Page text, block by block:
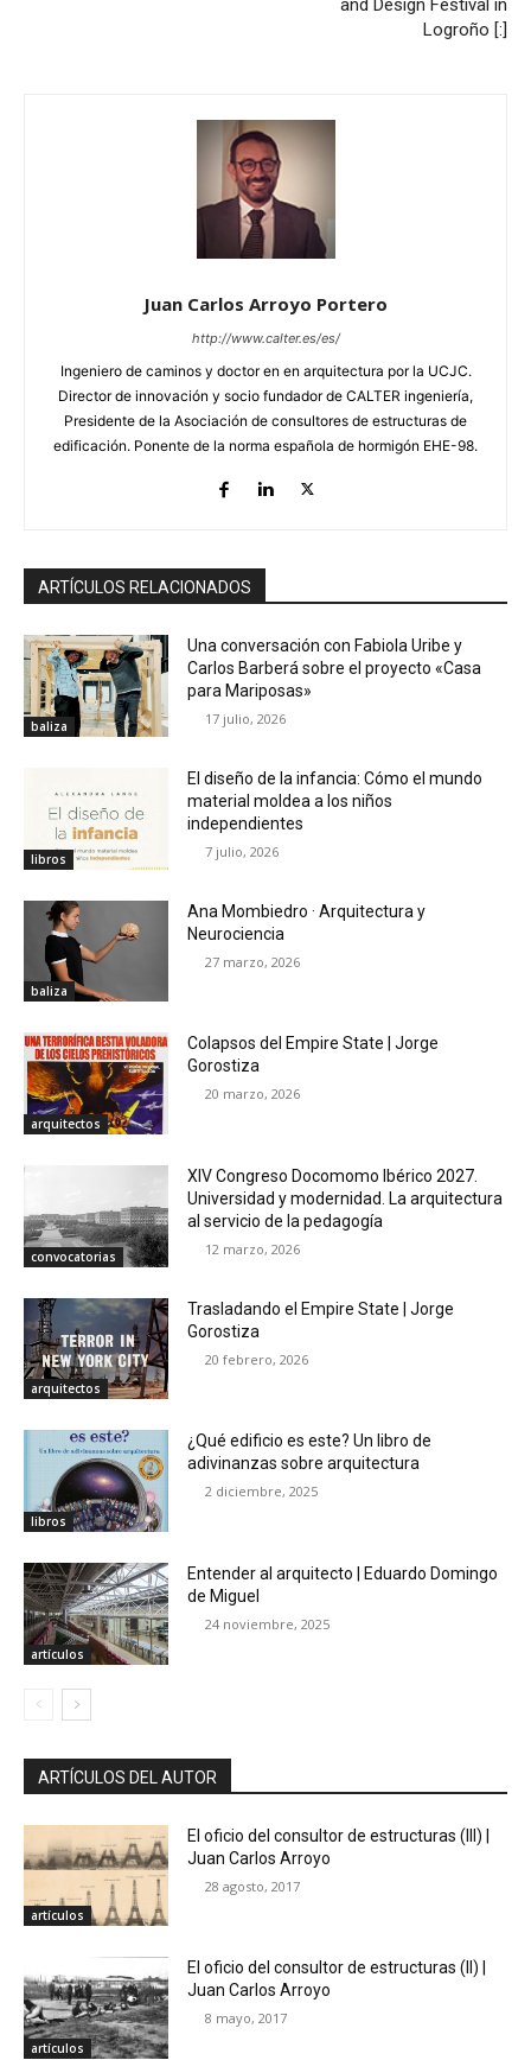
and Design Festival in
Logroño [:]
Juan Carlos Arroyo Portero
http://www.calter.es/es/
Ingeniero de caminos y doctor en en arquitectura por la UCJC.
Director de innovación y socio fundador de CALTER ingeniería,
Presidente de la Asociación de consultores de estructuras de
edificación. Ponente de la norma española de hormigón EHE-98.
ARTÍCULOS RELACIONADOS
baliza
Una conversación con Fabiola Uribe y
Carlos Barberá sobre el proyecto «Casa
para Mariposas»
17 julio, 2026
libros
El diseño de la infancia: Cómo el mundo
material moldea a los niños
independientes
7 julio, 2026
baliza
Ana Mombiedro · Arquitectura y
Neurociencia
27 marzo, 2026
arquitectos
Colapsos del Empire State | Jorge
Gorostiza
20 marzo, 2026
convocatorias
XIV Congreso Docomomo Ibérico 2027.
Universidad y modernidad. La arquitectura
al servicio de la pedagogía
12 marzo, 2026
arquitectos
Trasladando el Empire State | Jorge
Gorostiza
20 febrero, 2026
libros
¿Qué edificio es este? Un libro de
adivinanzas sobre arquitectura
2 diciembre, 2025
artículos
Entender al arquitecto | Eduardo Domingo
de Miguel
24 noviembre, 2025
ARTÍCULOS DEL AUTOR
artículos
El oficio del consultor de estructuras (III) |
Juan Carlos Arroyo
28 agosto, 2017
artículos
El oficio del consultor de estructuras (II) |
Juan Carlos Arroyo
8 mayo, 2017